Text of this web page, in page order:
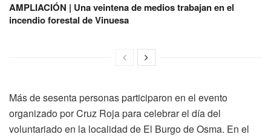
AMPLIACIÓN | Una veintena de medios trabajan en el
incendio forestal de Vinuesa
Más de sesenta personas participaron en el evento
organizado por Cruz Roja para celebrar el día del
voluntariado en la localidad de El Burgo de Osma. En el